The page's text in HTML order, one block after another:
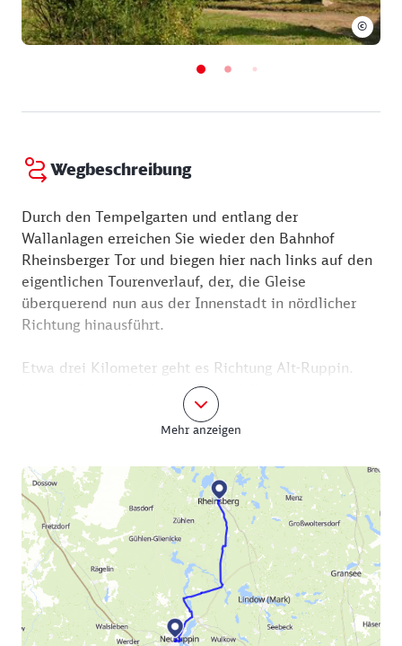
Veranstaltungen kann ein Eintrittsentgelt erhoben
werden.
©
Wegbeschreibung
Durch den Tempelgarten und entlang der
Wallanlagen erreichen Sie wieder den Bahnhof
Rheinsberger Tor und biegen hier nach links auf den
eigentlichen Tourenverlauf, der, die Gleise
überquerend nun aus der Innenstadt in nördlicher
Richtung hinausführt.
Etwa drei Kilometer geht es Richtung Alt-Ruppin.
Vor der Ortschaft biegen Sie nach links in den
Neumühler Weg ein, der am Flüsschen Rhin und kurz
darauf am Molchowsee vorbeiführt. In Molchow
(Heimburger Weg 1) eine kurze Rast gönnen. Dann
geht es durch den Ort ein Stück in östliche Richtung
nach Zippelsförde, wo die Route wieder gen Norden
schwenkt.
Nach etwa 15 Kilometern erreichen Sie Rheinsberg
mit dem Schloss am Grienericksee, das auch das
Kurt-Tucholsky-Literaturmuseum beherbergt. In
Mehr anzeigen